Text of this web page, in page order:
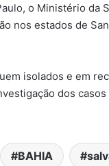
o Ministério da
nos estados de
isolados e em
dos
BAHIA